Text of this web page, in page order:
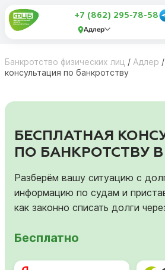
+7 (862) 295-78-58
Адлер
Банкротство физических лиц / Адлер /
консультация по банкротству
БЕСПЛАТНАЯ
ПО БАНКРОТСТВУ
Разберём вашу ситуацию с
информацию по судам и
как законно списать долги
Бесплатно